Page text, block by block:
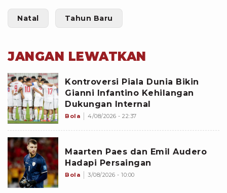
Natal Tahun Baru
JANGAN LEWATKAN
Kontroversi Piala Dunia Bikin
Gianni Infantino Kehilangan
Dukungan Internal
Bola 4/08/2026 - 22:37
Maarten Paes dan Emil Audero
Hadapi Persaingan
Bola 3/08/2026 - 10:00